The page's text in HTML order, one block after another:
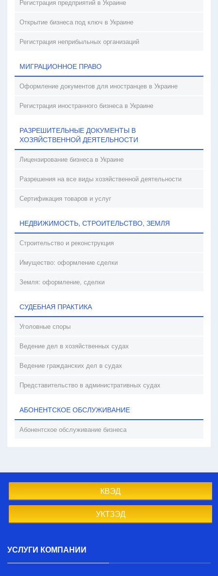
Регистрация предприятий в Украине
Открытие бизнеса под ключ в Украине
Регистрация неприбыльных организаций
МИГРАЦИОННОЕ ПРАВО
Оформление документов для иностранцев в Украине
Регистрация иностранного бизнеса в Украине
РАЗРЕШИТЕЛЬНЫЕ ДОКУМЕНТЫ В
ХОЗЯЙСТВЕННОЙ ДЕЯТЕЛЬНОСТИ
Лицензирование бизнеса в Украине
Разрешения на все виды хозяйственной деятельности
Сертификация товаров и услуг
НЕДВИЖИМОСТЬ, СТРОИТЕЛЬСТВО, ЗЕМЛЯ
Строительство и реконструкция
Имущество: оформление сделки
Земля: оформление, сделки
СУДЕБНАЯ ПРАКТИКА
Уголовные споры
Ведение дел в хозяйственных судах
Ведение гражданских дел в судах
Представительство в административных судах
АБОНЕНТСКОЕ ОБСЛУЖИВАНИЕ
Абонентское обслуживание бизнеса
КВЭД
УКТЗЭД
УСЛУГИ КОМПАНИИ